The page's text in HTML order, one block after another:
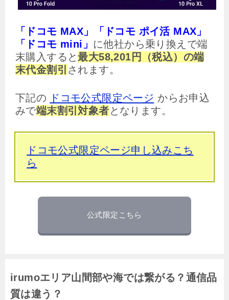
「ドコモ MAX」「ドコモ ポイ活 MAX」
「ドコモ mini」 に他社から乗り換えで端
末購入すると最大58,201円（税込）の端
末代金割引 されます。
下記の ドコモ公式限定ページ からお申込
みで端末割引対象者となります。
ドコモ公式限定ページ申し込みこち
ら
公式限定こちら
irumoエリア山間部や海では繋がる？通信品
質は違う？